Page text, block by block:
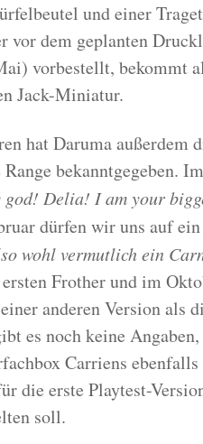
und einer
vor dem geplanten
vorbestellt, bekommt
Jack-Miniatur.
hat Daruma außerdem
bekanntgegeben.
god! Delia! I am your
dürfen wir uns auf
wohl vermutlich ein
Frother und im
anderen Version als
es noch keine
Carriens
die erste Playtest-
soll.